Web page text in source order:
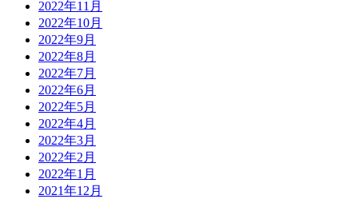
2022年11月
2022年10月
2022年9月
2022年8月
2022年7月
2022年6月
2022年5月
2022年4月
2022年3月
2022年2月
2022年1月
2021年12月